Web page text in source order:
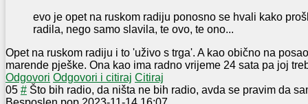
evo je opet na ruskom radiju ponosno se hvali kako
radila, nego samo slavila, te ovo, te ono...
Opet na ruskom radiju i to 'uživo s trga'. A kao obično na
marende pješke. Ona kao ima radno vrijeme 24 sata pa joj
Odgovori Odgovori i citiraj Citiraj
05 # Što bih radio, da ništa ne bih radio, avda se pravim da